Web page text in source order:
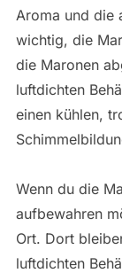
Aroma und die
wichtig, die
die Maronen
luftdichten
einen kühlen,
Wenn du die
aufbewahren
Ort. Dort
luftdichten